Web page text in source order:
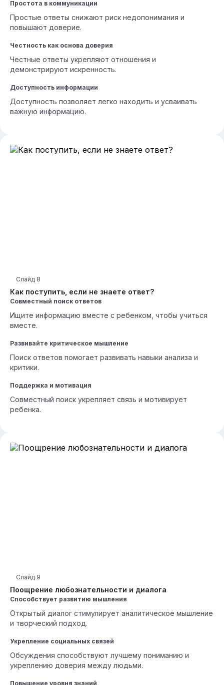
Простота в коммуникации
Простые ответы снижают риск недопонимания и
повышают доверие.
Честность как основа доверия
Честные ответы укрепляют отношения и
демонстрируют искренность.
Доступность информации
Доступность позволяет легко находить и усваивать
важную информацию.
Как поступить, если не знаете ответ?
Слайд 8
Совместный поиск ответов
Ищите информацию вместе с ребенком, чтобы учиться
вместе.
Развивайте критическое мышление
Поиск ответов помогает развивать навыки анализа и
критики.
Поддержка и мотивация
Совместный поиск укрепляет связь и мотивирует
ребенка.
Поощрение любознательности и диалога
Слайд 9
Способствует развитию мышления
Открытый диалог стимулирует аналитическое мышление
и творческий подход.
Укрепление социальных связей
Обсуждения способствуют лучшему пониманию и
укреплению доверия между людьми.
Повышение уровня знаний